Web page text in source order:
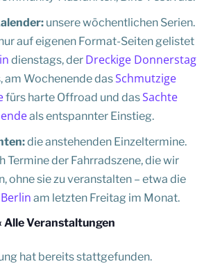
unsere wöchentlichen Serien.
auf eigenen Format-Seiten gelistet
dienstags, der Dreckige Donnerstag
am Wochenende dasSchmutzige
fürs harte Offroad und dasSachte
als entspannter Einstieg.
die anstehenden Einzeltermine.
Termine der Fahrradszene, die wir
ohne sie zu veranstalten – etwa die
am letzten Freitag im Monat.
Alle Veranstaltungen
hat bereits stattgefunden.